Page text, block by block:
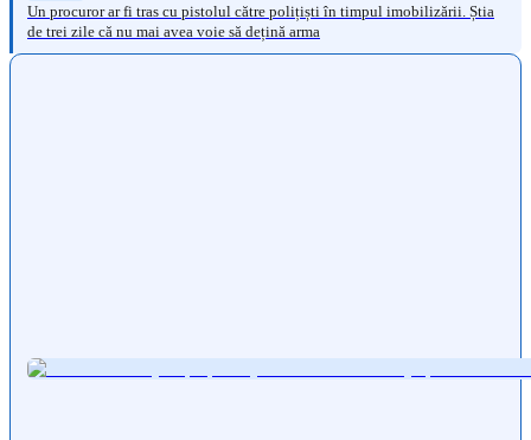
Un procuror ar fi tras cu pistolul către polițiști în timpul imobilizării. Știa
de trei zile că nu mai avea voie să dețină arma